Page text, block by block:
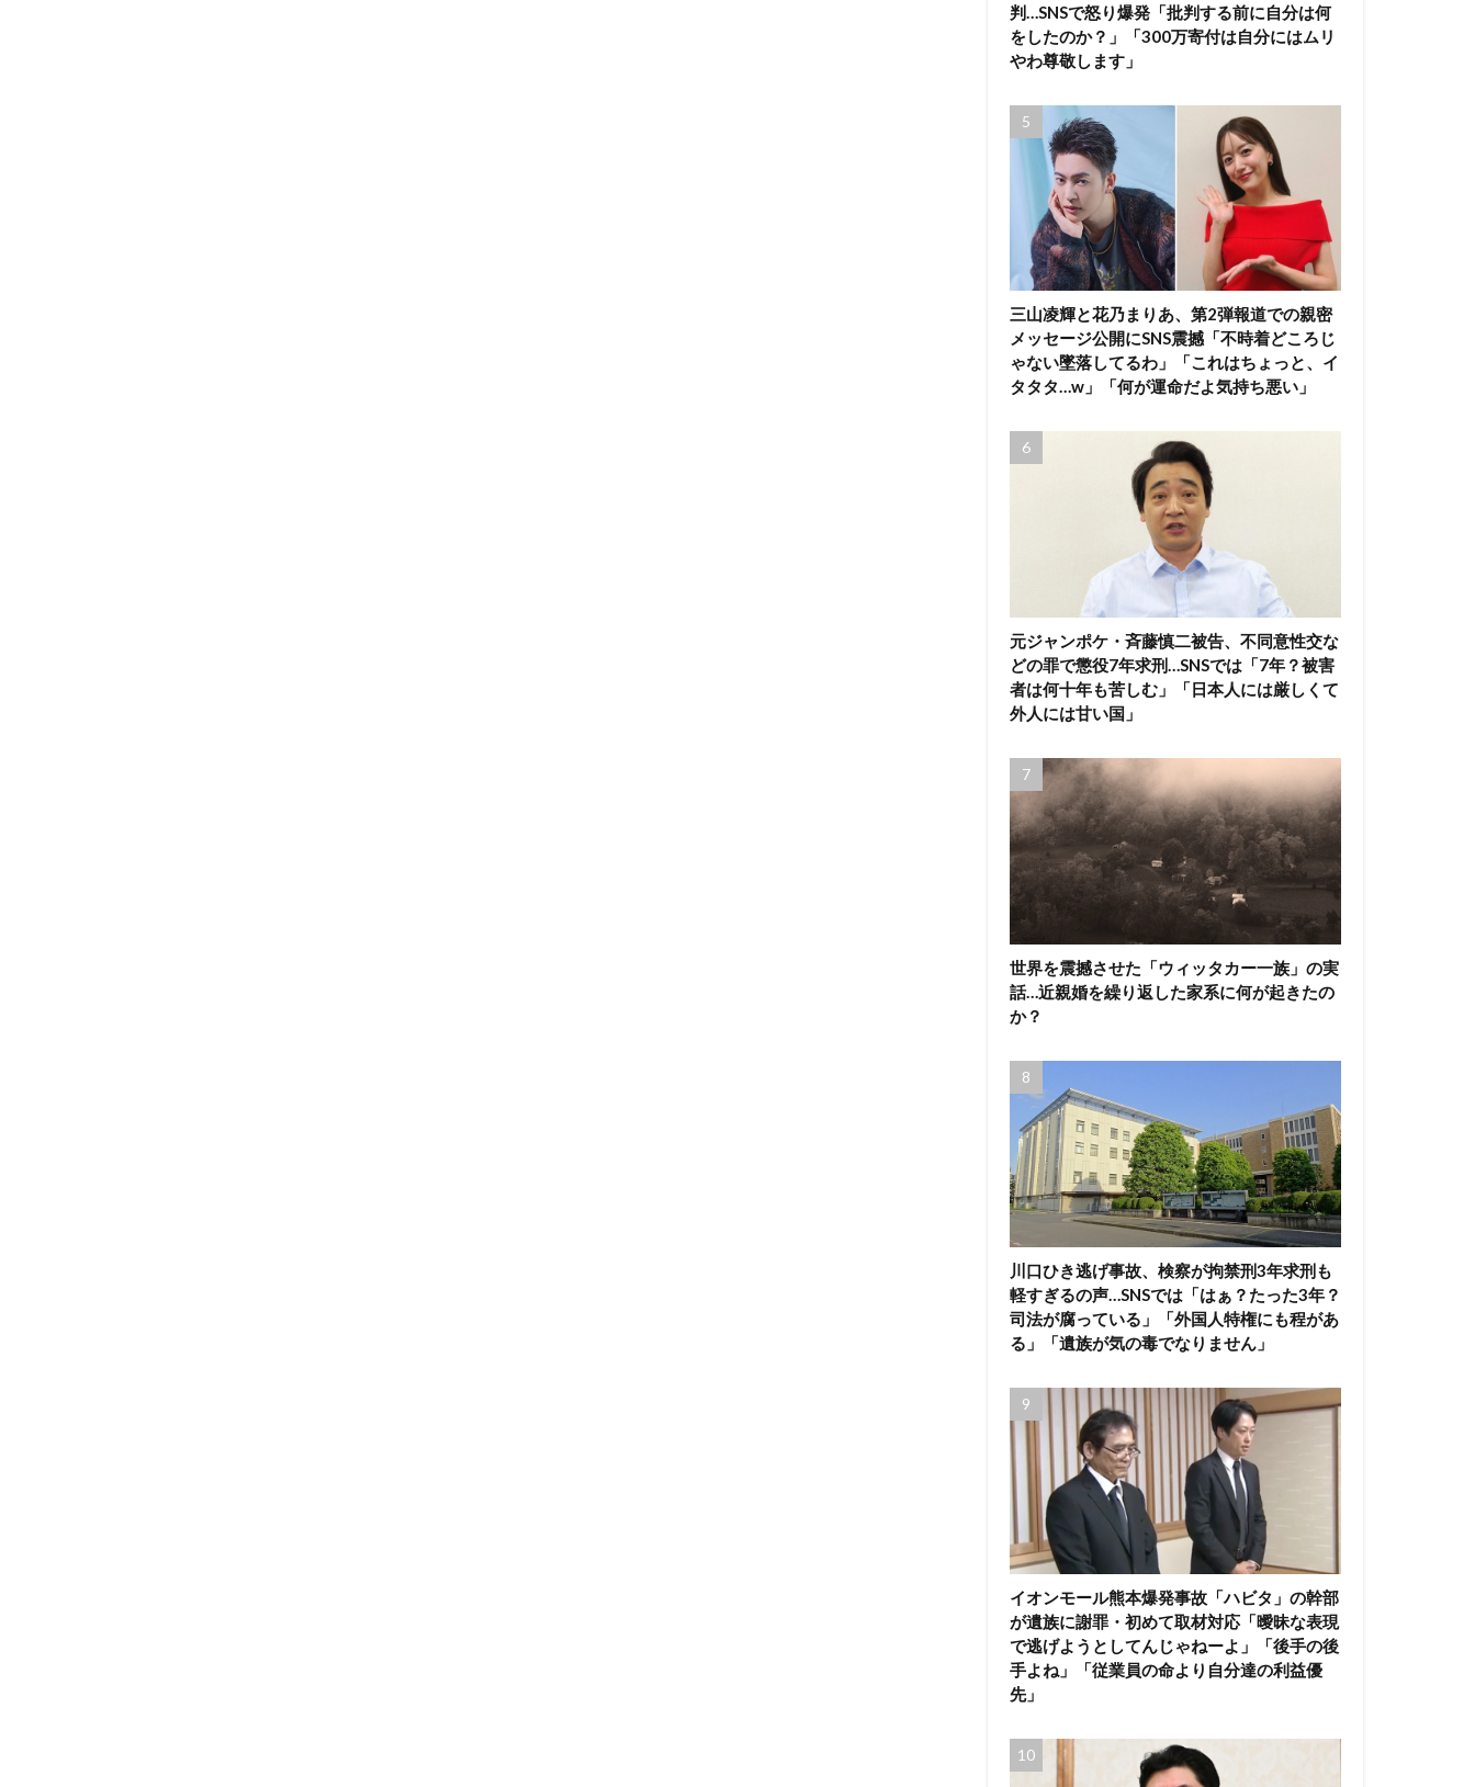
判…SNSで怒り爆発「批判する前に自分は何
をしたのか？」「300万寄付は自分にはムリ
やわ尊敬します」
三山凌輝と花乃まりあ、第2弾報道での親密
メッセージ公開にSNS震撼「不時着どころじ
ゃない墜落してるわ」「これはちょっと、イ
タタタ…w」「何が運命だよ気持ち悪い」
元ジャンポケ・斉藤慎二被告、不同意性交な
どの罪で懲役7年求刑…SNSでは「7年？被害
者は何十年も苦しむ」「日本人には厳しくて
外人には甘い国」
世界を震撼させた「ウィッタカー一族」の実
話…近親婚を繰り返した家系に何が起きたの
か？
川口ひき逃げ事故、検察が拘禁刑3年求刑も
軽すぎるの声…SNSでは「はぁ？たった3年？
司法が腐っている」「外国人特権にも程があ
る」「遺族が気の毒でなりません」
イオンモール熊本爆発事故「ハビタ」の幹部
が遺族に謝罪・初めて取材対応「曖昧な表現
で逃げようとしてんじゃねーよ」「後手の後
手よね」「従業員の命より自分達の利益優
先」